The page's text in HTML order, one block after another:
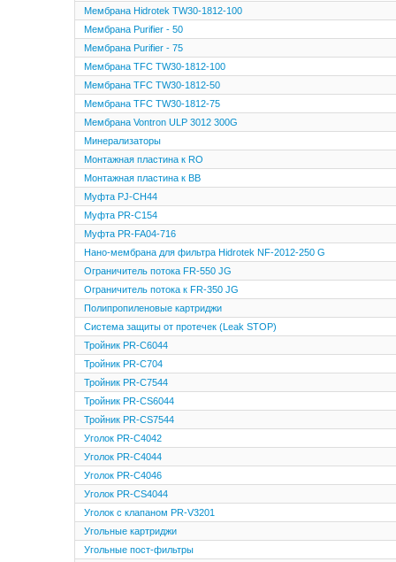
Мембрана Hidrotek TW30-1812-100
Мембрана Purifier - 50
Мембрана Purifier - 75
Мембрана TFC TW30-1812-100
Мембрана TFC TW30-1812-50
Мембрана TFC TW30-1812-75
Мембрана Vontron ULP 3012 300G
Минерализаторы
Монтажная пластина к RO
Монтажная пластина к ВВ
Муфта PJ-CH44
Муфта PR-C154
Муфта PR-FA04-716
Нано-мембрана для фильтра Hidrotek NF-2012-250 G
Ограничитель потока FR-550 JG
Ограничитель потока к FR-350 JG
Полипропиленовые картриджи
Система защиты от протечек (Leak STOP)
Тройник PR-C6044
Тройник PR-C704
Тройник PR-C7544
Тройник PR-CS6044
Тройник PR-CS7544
Уголок PR-C4042
Уголок PR-C4044
Уголок PR-C4046
Уголок PR-CS4044
Уголок с клапаном PR-V3201
Угольные картриджи
Угольные пост-фильтры